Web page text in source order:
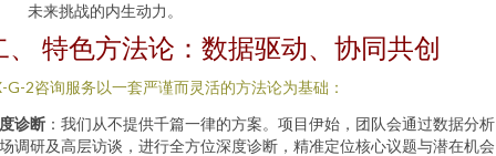
未来挑战的内生动力。
、 特色方法论：数据驱动、协同共创
G-2咨询服务以一套严谨而灵活的方法论为基础：
诊断 ：我们从不提供千篇一律的方案。项目伊始，团队会通过数据分
调研及高层访谈，进行全方位深度诊断，精准定位核心议题与潜在机